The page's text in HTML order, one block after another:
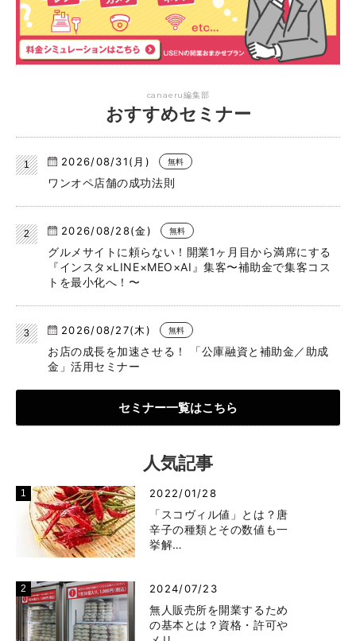
canaeru編集部
おすすめセミナー
2026/08/31(月) 無料
ワンオペ店舗の成功法則
2026/08/28(金) 無料
グルメサイトに頼らない！開業1ヶ月目から満席にする
『インスタ×LINE×MEO×AI』集客〜補助金で集客コス
トを最小化へ！〜
2026/08/27(木) 無料
お店の成長を加速させる！ 「公庫融資と補助金／助成
金」活用セミナー
セミナー一覧はこちら
人気記事
2022/01/28
「スコヴィル値」とは？唐
辛子の種類とその数値も一
挙解…
2024/07/23
無人販売所を開業するため
の基本とは？資格・許可や